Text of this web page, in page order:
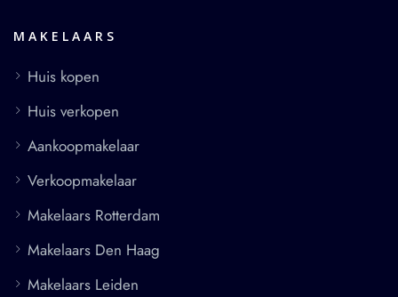
MAKELAARS
Huis kopen
Huis verkopen
Aankoopmakelaar
Verkoopmakelaar
Makelaars Rotterdam
Makelaars Den Haag
Makelaars Leiden